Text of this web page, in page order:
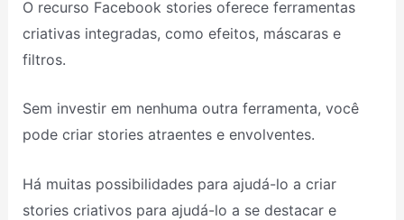
O recurso Facebook stories oferece ferramentas
criativas integradas, como efeitos, máscaras e
filtros.
Sem investir em nenhuma outra ferramenta, você
pode criar stories atraentes e envolventes.
Há muitas possibilidades para ajudá-lo a criar
stories criativos para ajudá-lo a se destacar e